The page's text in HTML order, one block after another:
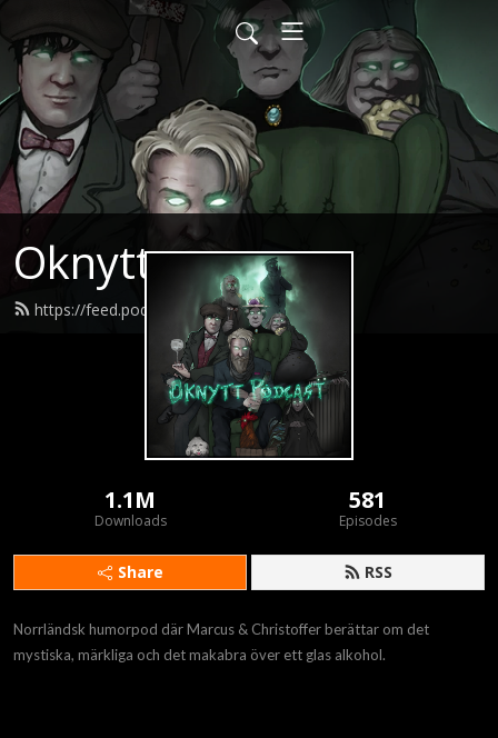
Oknytt
https://feed.podbean.com/oknytt/feed.xml
1.1M
Downloads
581
Episodes
Share RSS
Norrländsk humorpod där Marcus & Christoffer berättar om det
mystiska, märkliga och det makabra över ett glas alkohol.